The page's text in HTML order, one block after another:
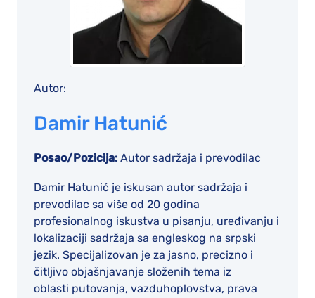
Autor:
Damir Hatunić
Posao/Pozicija: Autor sadržaja i prevodilac
Damir Hatunić je iskusan autor sadržaja i
prevodilac sa više od 20 godina
profesionalnog iskustva u pisanju, uređivanju i
lokalizaciji sadržaja sa engleskog na srpski
jezik. Specijalizovan je za jasno, precizno i
čitljivo objašnjavanje složenih tema iz
oblasti putovanja, vazduhoplovstva, prava